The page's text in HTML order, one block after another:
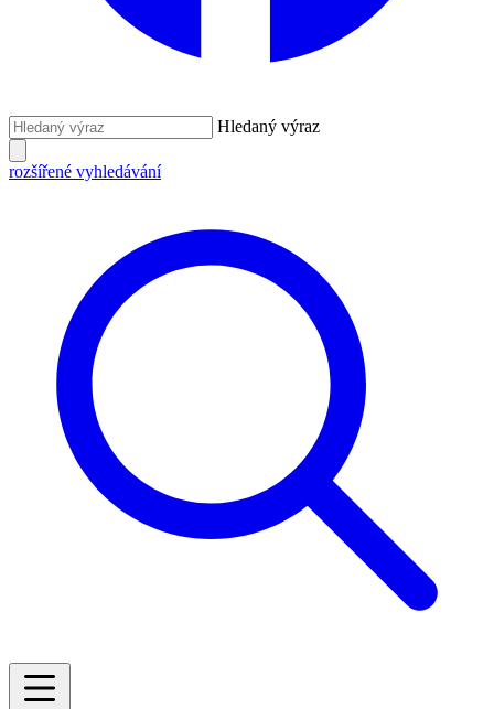
Hledaný výraz
rozšířené vyhledávání